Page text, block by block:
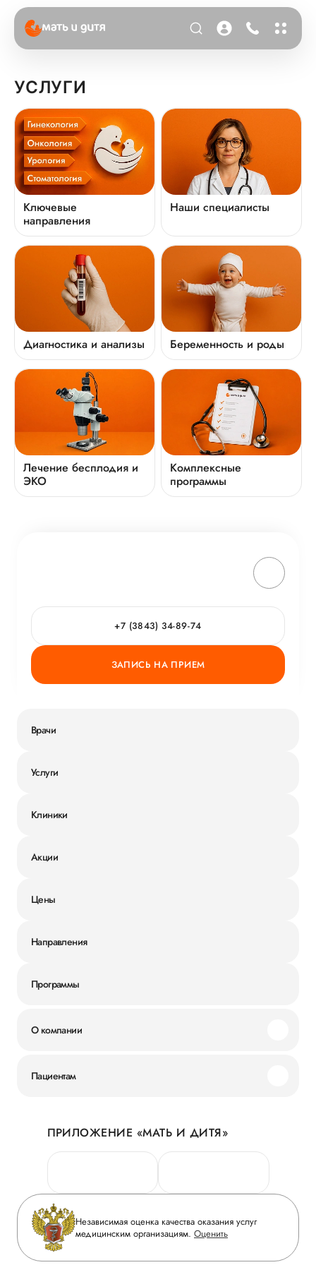
УСЛУГИ
Ключевые
направления
Наши специалисты
Диагностика и анализы Беременность и роды
Лечение бесплодия и
ЭКО
Комплексные
программы
+7 (3843) 34-89-74
ЗАПИСЬ НА ПРИЕМ
Врачи
Услуги
Клиники
Акции
Цены
Направления
Программы
О компании
Новости
Руководство
Сотрудничество
Инвесторам
Журнал «Мать и дитя»
Вакансии
Пациентам
Личный кабинет
Персональные данные
Горячая линия качества
Вопрос-ответ
Приложение пациента
Статьи
ПРИЛОЖЕНИЕ «МАТЬ И ДИТЯ»
Независимая оценка качества оказания услуг
медицинским организациям. Оценить